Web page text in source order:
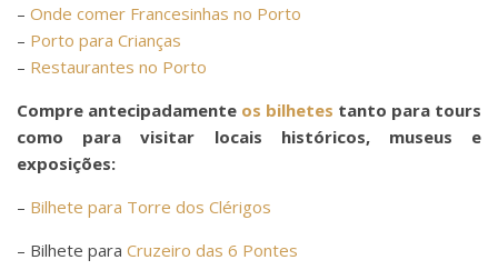
– Onde comer Francesinhas no Porto
– Porto para Crianças
– Restaurantes no Porto
Compre antecipadamente os bilhetes tanto para tours
como para visitar locais históricos, museus e
exposições:
– Bilhete para Torre dos Clérigos
– Bilhete para Cruzeiro das 6 Pontes